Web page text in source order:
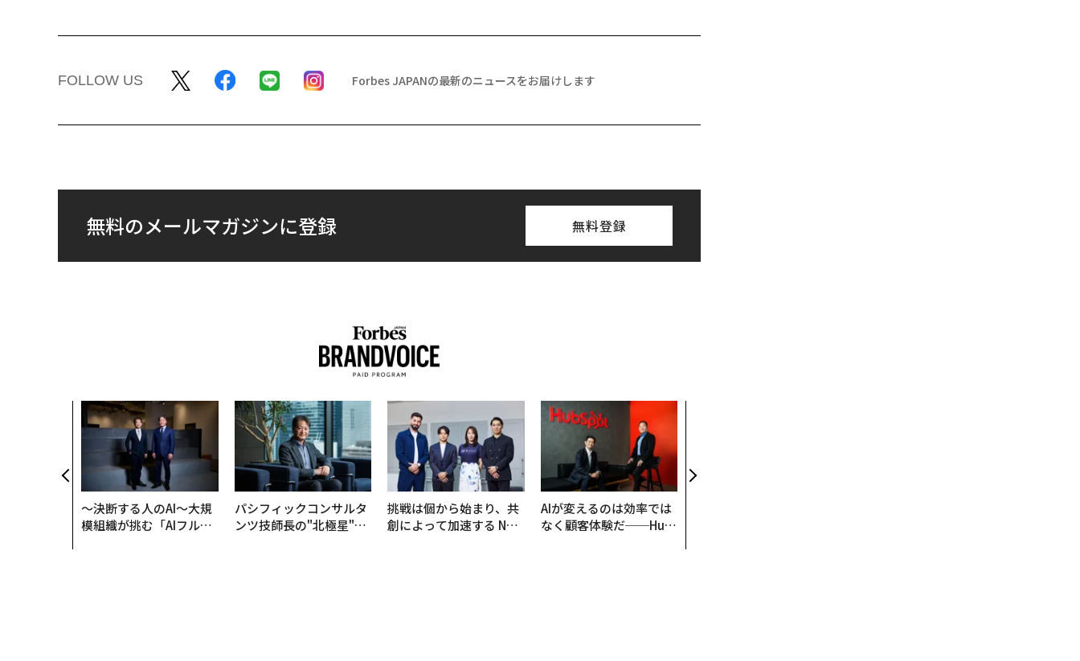
FOLLOW US Forbes JAPANの最新のニュースをお届けします
無料のメールマガジンに登録 無料登録
〜決断する人のAI〜大規
模組織が挑む「AIフル実
パシフィックコンサルタ
ンツ技師長の"北極星"。
挑戦は個から始まり、共
創によって加速する NOR
AIが変えるのは効率では
なく顧客体験だ──Hub
る1日│CAREER SUMMI